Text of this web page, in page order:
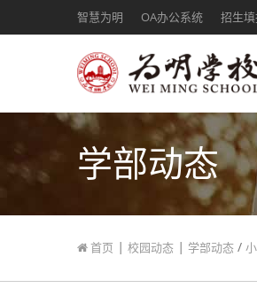
智慧为明 OA办公系统 招生
学部动态
首页 | 校园动态 | 学部动态 /